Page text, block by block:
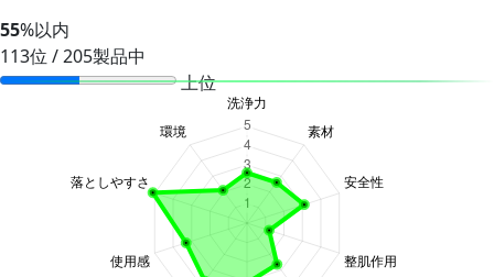
55%以内
113位 / 205製品中
上位